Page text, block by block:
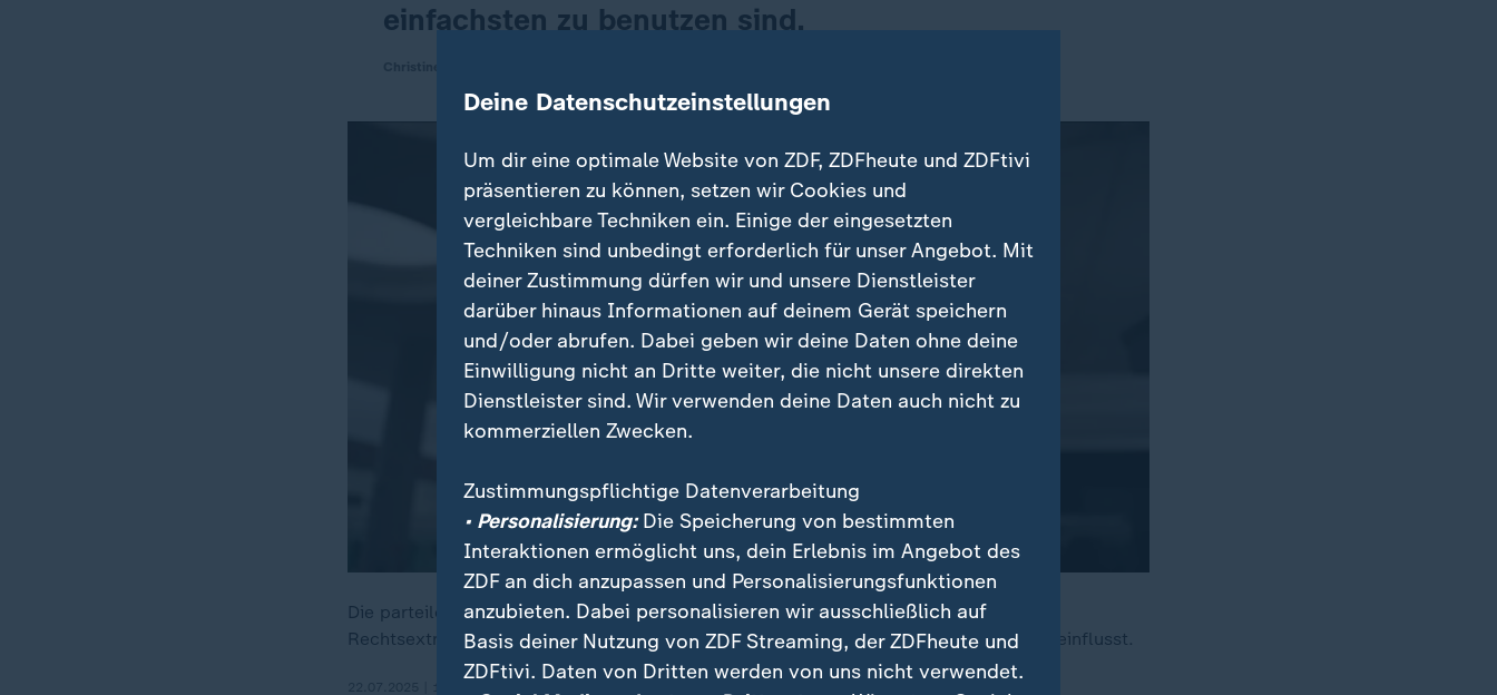
einfachsten zu benutzen sind.
Die parteilose Bürgermeisterin von Spremberg, Christine Herntier, warnt vor
Rechtsextremismus in ihrer Stadt. Insbesondere Jugendliche würden teils gezielt beeinflusst.
Deine Datenschutzeinstellungen
Um dir eine optimale Website von ZDF, ZDFheute und ZDFtivi
präsentieren zu können, setzen wir Cookies und
vergleichbare Techniken ein. Einige der eingesetzten
Techniken sind unbedingt erforderlich für unser Angebot. Mit
deiner Zustimmung dürfen wir und unsere Dienstleister
darüber hinaus Informationen auf deinem Gerät speichern
und/oder abrufen. Dabei geben wir deine Daten ohne deine
Einwilligung nicht an Dritte weiter, die nicht unsere direkten
Dienstleister sind. Wir verwenden deine Daten auch nicht zu
kommerziellen Zwecken.
Zustimmungspflichtige Datenverarbeitung
• Personalisierung:Die Speicherung von bestimmten
Interaktionen ermöglicht uns, dein Erlebnis im Angebot des
ZDF an dich anzupassen und Personalisierungsfunktionen
anzubieten. Dabei personalisieren wir ausschließlich auf
Basis deiner Nutzung von ZDF Streaming, der ZDFheute und
ZDFtivi. Daten von Dritten werden von uns nicht verwendet.